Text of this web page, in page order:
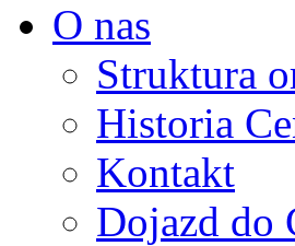
O nas
Struktura
Historia
Kontakt
Dojazd do